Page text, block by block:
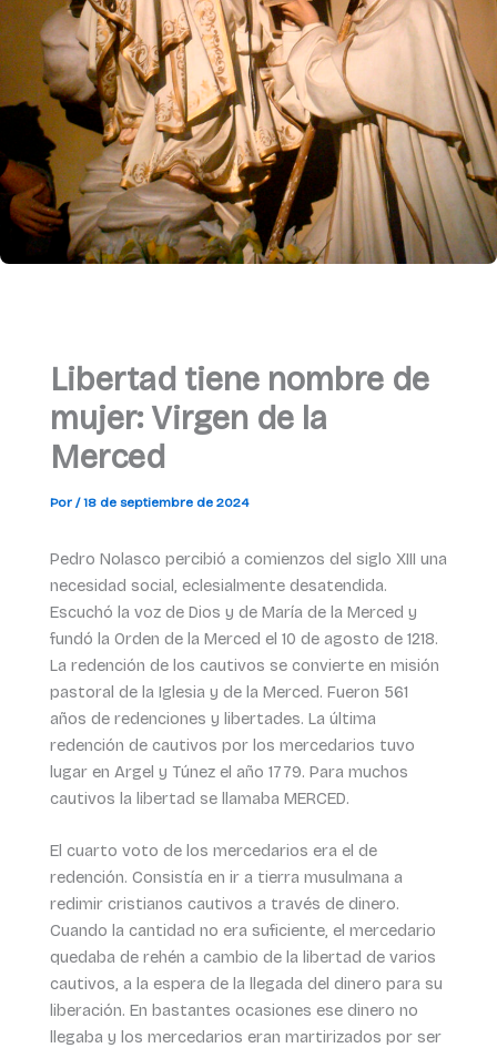
Libertad tiene nombre de
mujer: Virgen de la
Merced
Por /18 de septiembre de 2024
Pedro Nolasco percibió a comienzos del siglo XIII una
necesidad social, eclesialmente desatendida.
Escuchó la voz de Dios y de María de la Merced y
fundó la Orden de la Merced el 10 de agosto de 1218.
La redención de los cautivos se convierte en misión
pastoral de la Iglesia y de la Merced. Fueron 561
años de redenciones y libertades. La última
redención de cautivos por los mercedarios tuvo
lugar en Argel y Túnez el año 1779. Para muchos
cautivos la libertad se llamaba MERCED.
El cuarto voto de los mercedarios era el de
redención. Consistía en ir a tierra musulmana a
redimir cristianos cautivos a través de dinero.
Cuando la cantidad no era suficiente, el mercedario
quedaba de rehén a cambio de la libertad de varios
cautivos, a la espera de la llegada del dinero para su
liberación. En bastantes ocasiones ese dinero no
llegaba y los mercedarios eran martirizados por ser